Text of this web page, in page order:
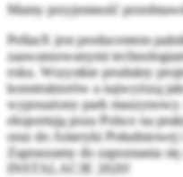
Mamy przyjemność
PellasX jest producentem
zaawansowanymi
roku. Wszystkie produkty
konstruktorów a najwyższą
wyposażony park
eksportują poza Polsce na
oraz do Ameryki Południowej
Zapraszamy do zapoznania
INSTALACJE 2020!